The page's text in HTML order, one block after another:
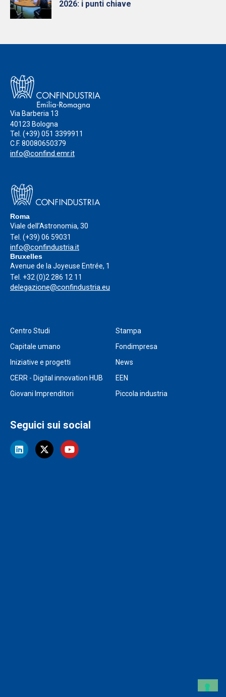
2026: i punti chiave
Via Barberia 13
40123 Bologna
Tel. (+39) 051 3399911
C.F. 80080650379
info@confind.emr.it
Roma
Viale dell’Astronomia, 30
Tel. (+39) 06 59031
info@confindustria.it
Bruxelles
Avenue de la Joyeuse Entrée, 1
Tel. +32 (0)2 286 12 11
delegazione@confindustria.eu
Centro Studi
Stampa
Capitale umano
Fondimpresa
Iniziative e progetti
News
CERR - Digital innovation HUB
EEN
Giovani Imprenditori
Piccola industria
Seguici sui social